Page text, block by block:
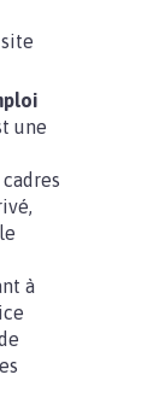
une
à